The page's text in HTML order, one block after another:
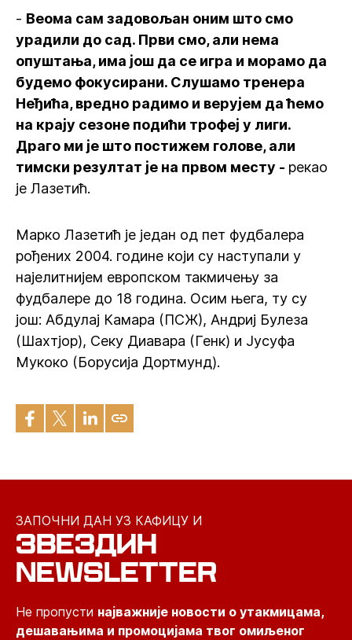
- Веома сам задовољан оним што смо
урадили до сад. Први смо, али нема
опуштања, има још да се игра и морамо да
будемо фокусирани. Слушамо тренера
Неђића, вредно радимо и верујем да ћемо
на крају сезоне подићи трофеј у лиги.
Драго ми је што постижем голове, али
тимски резултат је на првом месту - рекао
је Лазетић.
Марко Лазетић је један од пет фудбалера
рођених 2004. године који су наступали у
најелитнијем европском такмичењу за
фудбалере до 18 година. Осим њега, ту су
још: Абдулај Камара (ПСЖ), Андриј Булеза
(Шахтјор), Секу Диавара (Генк) и Јусуфа
Мукоко (Борусија Дортмунд).
ЗАПОЧНИ ДАН УЗ КАФИЦУ И
ЗВЕЗДИН
NEWSLETTER
Не пропусти најважније новости о утакмицама,
дешавањима и промоцијама твог омиљеног